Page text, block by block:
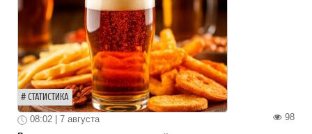
СТАТИСТИКА
98
08:02 | 7 августа